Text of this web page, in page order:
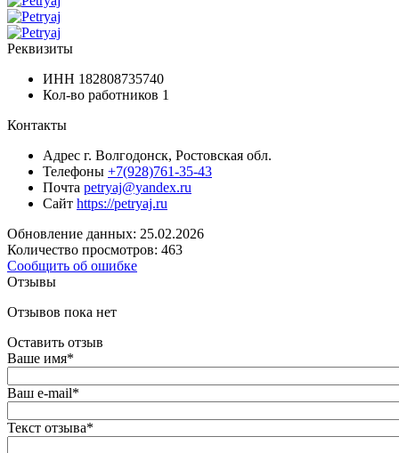
Реквизиты
ИНН 182808735740
Кол-во работников 1
Контакты
Адрес г. Волгодонск, Ростовская обл.
Телефоны +7(928)761-35-43
Почта petryaj@yandex.ru
Сайт https://petryaj.ru
Обновление данных: 25.02.2026
Количество просмотров: 463
Сообщить об ошибке
Отзывы
Отзывов пока нет
Оставить отзыв
Ваше имя*
Ваш e-mail*
Текст отзыва*